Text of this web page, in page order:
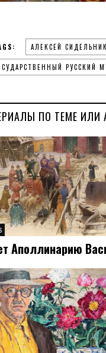
АЛЕКСЕЙ
РУССКИЙ
ПО ТЕМЕ ИЛИ
Аполлинарию